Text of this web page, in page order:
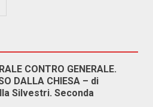
CONTRO GENERALE.
DALLA CHIESA – di
Silvestri. Seconda